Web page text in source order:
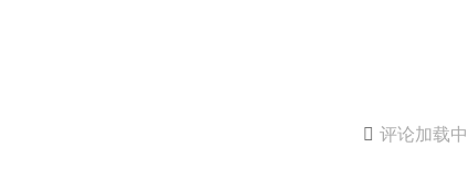
 评论加载中